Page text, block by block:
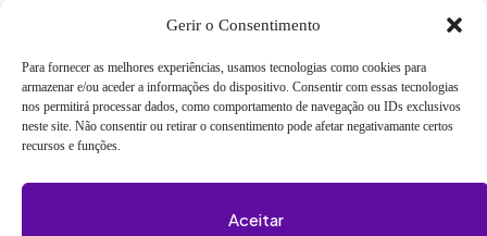
Gerir o Consentimento
Para fornecer as melhores experiências, usamos tecnologias como cookies para
armazenar e/ou aceder a informações do dispositivo. Consentir com essas tecnologias
nos permitirá processar dados, como comportamento de navegação ou IDs exclusivos
neste site. Não consentir ou retirar o consentimento pode afetar negativamante certos
recursos e funções.
Aceitar
ASSOCIADAS: